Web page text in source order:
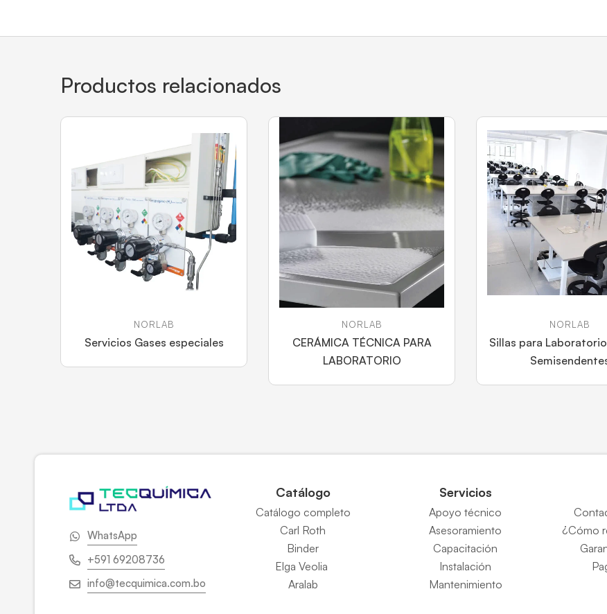
Productos relacionados
NORLAB
Servicios Gases especiales
NORLAB
CERÁMICA TÉCNICA PARA
LABORATORIO
NORLAB
Sillas para
WhatsApp
+591 69208736
info@tecquimica.com.bo
Catálogo
Catálogo completo
Carl Roth
Binder
Elga Veolia
Aralab
Servicios
Apoyo técnico
Asesoramiento
Capacitación
Instalación
Mantenimiento
¿Cómo